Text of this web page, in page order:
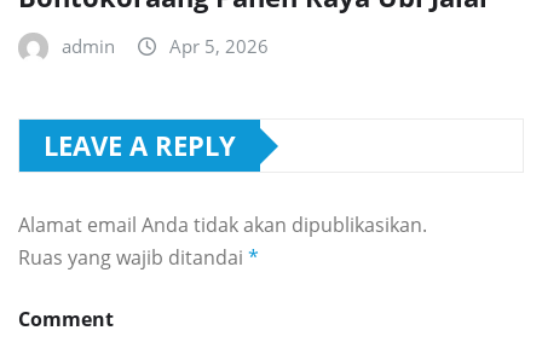
admin Apr 5, 2026
LEAVE A REPLY
Alamat email Anda tidak akan dipublikasikan.
Ruas yang wajib ditandai *
Comment